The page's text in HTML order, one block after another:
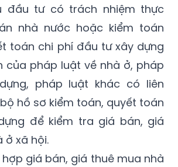
đầu tư có trách nhiệm thực
nhà nước hoặc kiểm toán
toán chi phí đầu tư xây dựng
của pháp luật về nhà ở, pháp
pháp luật khác có liên
hồ sơ kiểm toán, quyết toán
để kiểm tra giá bán, giá
ở xã hội.
giá bán, giá thuê mua nhà